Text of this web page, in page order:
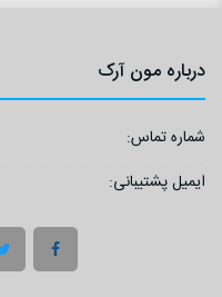
درباره مون آرک
شماره تماس:
ایمیل پشتیبانی: